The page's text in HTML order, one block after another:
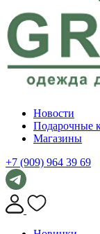
Новости
Подарочные
Магазины
+7 (909) 964 39 69